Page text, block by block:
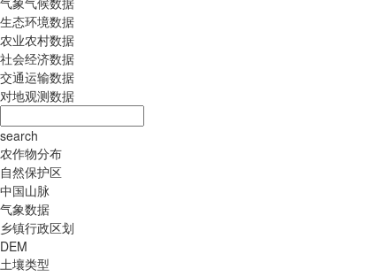
生态环境数据
农业农村数据
社会经济数据
交通运输数据
对地观测数据
search
农作物分布
自然保护区
中国山脉
气象数据
乡镇行政区划
DEM
土壤类型